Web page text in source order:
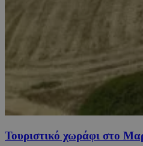
Τουριστικό χωράφι στο